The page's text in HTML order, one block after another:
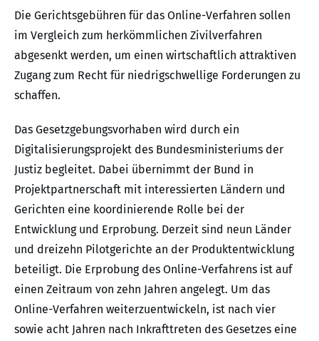
Die Gerichtsgebühren für das Online-Verfahren sollen
im Vergleich zum herkömmlichen Zivilverfahren
abgesenkt werden, um einen wirtschaftlich attraktiven
Zugang zum Recht für niedrigschwellige Forderungen zu
schaffen.
Das Gesetzgebungsvorhaben wird durch ein
Digitalisierungsprojekt des Bundesministeriums der
Justiz begleitet. Dabei übernimmt der Bund in
Projektpartnerschaft mit interessierten Ländern und
Gerichten eine koordinierende Rolle bei der
Entwicklung und Erprobung. Derzeit sind neun Länder
und dreizehn Pilotgerichte an der Produktentwicklung
beteiligt. Die Erprobung des Online-Verfahrens ist auf
einen Zeitraum von zehn Jahren angelegt. Um das
Online-Verfahren weiterzuentwickeln, ist nach vier
sowie acht Jahren nach Inkrafttreten des Gesetzes eine